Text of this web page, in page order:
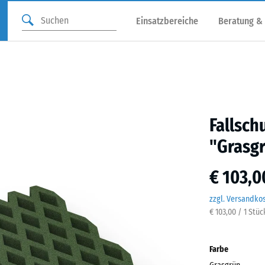
Einsatzbereiche Beratung &
€
zzgl.
€ 103,00 / 1
Farbe